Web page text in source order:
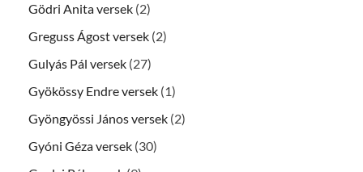
Gödri Anita versek (2)
Greguss Ágost versek (2)
Gulyás Pál versek (27)
Gyökössy Endre versek (1)
Gyöngyössi János versek (2)
Gyóni Géza versek (30)